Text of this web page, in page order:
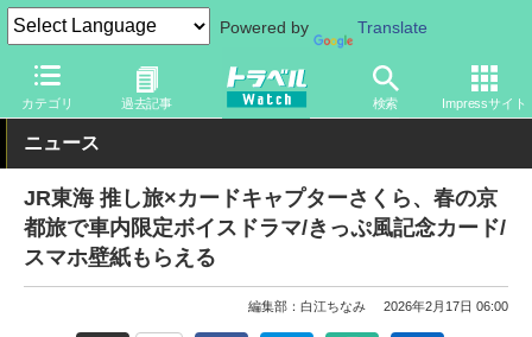
Powered by Translate
カテゴリ 過去記事 検索 Impressサイト
トラベル Watch 企業・政府・官庁 鉄道 JR
ニュース
JR東海 推し旅×カードキャプターさくら、春の京
都旅で車内限定ボイスドラマ/きっぷ風記念カード/
スマホ壁紙もらえる
編集部：白江ちなみ 2026年2月17日 06:00